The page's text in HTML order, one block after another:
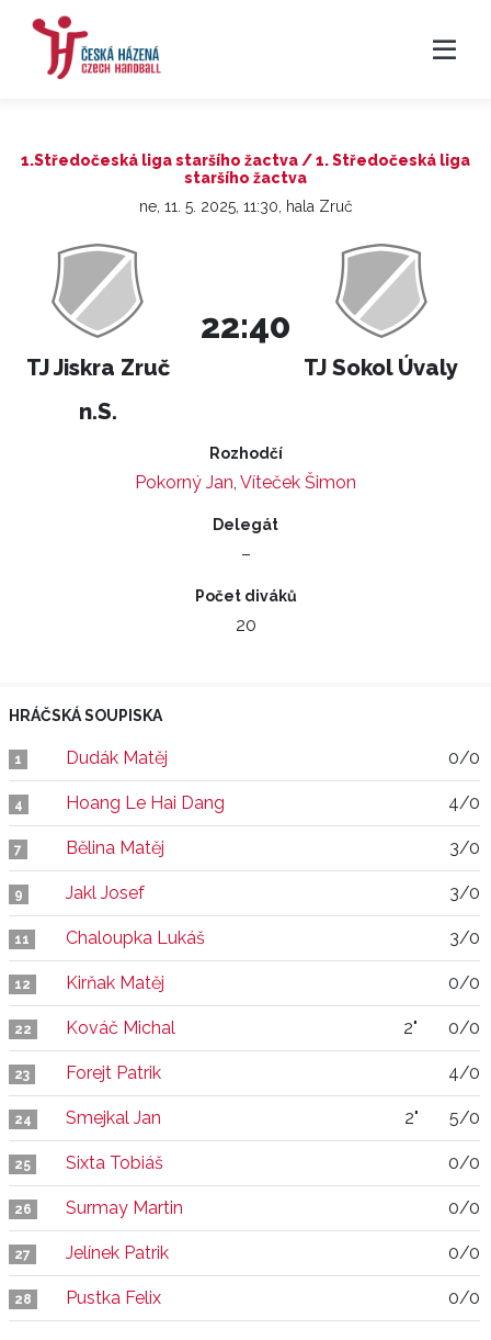
1.Středočeská liga staršího žactva / 1. Středočeská liga
staršího žactva
ne, 11. 5. 2025, 11:30, hala Zruč
TJ Jiskra Zruč
n.S.
22:40
TJ Sokol Úvaly
Rozhodčí
Pokorný Jan, Víteček Šimon
Delegát
–
Počet diváků
20
HRÁČSKÁ SOUPISKA
1 Dudák Matěj 0/0
4 Hoang Le Hai Dang 4/0
7 Bělina Matěj 3/0
9 Jakl Josef 3/0
11 Chaloupka Lukáš 3/0
12 Kirňak Matěj 0/0
22 Kováč Michal 2" 0/0
23 Forejt Patrik 4/0
24 Smejkal Jan 2" 5/0
25 Sixta Tobiáš 0/0
26 Surmay Martin 0/0
27 Jelínek Patrik 0/0
28 Pustka Felix 0/0